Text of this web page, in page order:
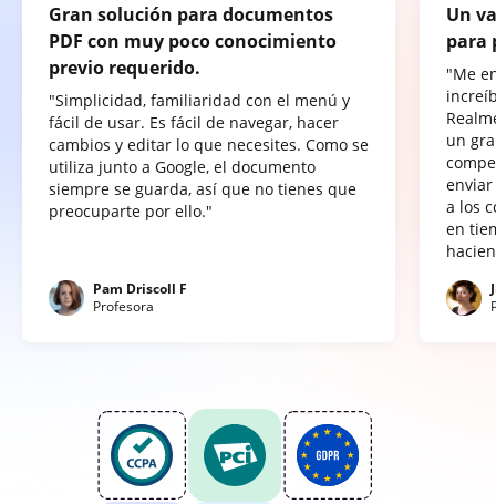
Gran solución para documentos
PDF con muy poco conocimiento
previo requerido.
"Simplicidad, familiaridad con el menú y
fácil de usar. Es fácil de navegar, hacer
cambios y editar lo que necesites. Como se
utiliza junto a Google, el documento
siempre se guarda, así que no tienes que
preocuparte por ello."
Pam Driscoll F
Profesora
Un
para
"Me
un
a los
en